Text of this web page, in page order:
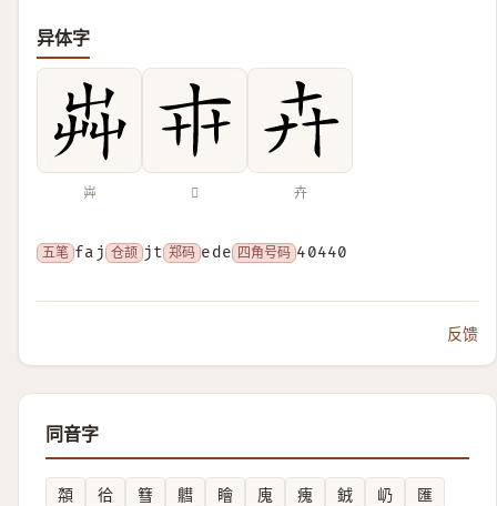
异体字
芔 𠦃 𠦄
五笔 faj 仓颉 jt 郑码 ede 四角号码 40440
反馈
同音字
頮 㣛 篲 䵻 瞺 廆 瘣 銊 屷
匯